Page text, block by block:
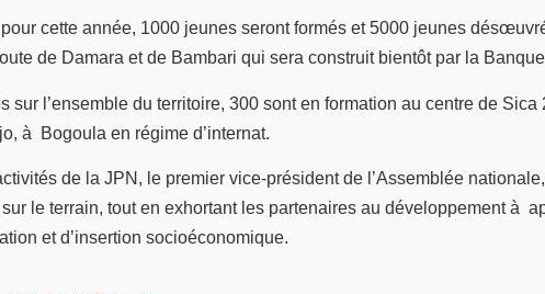
cette année, 1000 jeunes seront formés et 5000 jeunes
de Damara et de Bambari qui sera construit bientôt par la
l’ensemble du territoire, 300 sont en formation au centre de
à Bogoula en régime d’internat.
de la JPN, le premier vice-président de l’Assemblée
le terrain, tout en exhortant les partenaires au développement à
et d’insertion socioéconomique.